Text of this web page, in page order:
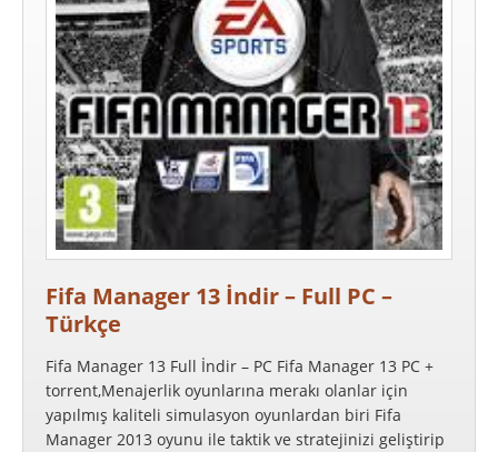
Fifa Manager 13 İndir – Full PC –
Türkçe
Fifa Manager 13 Full İndir – PC Fifa Manager 13 PC +
torrent,Menajerlik oyunlarına merakı olanlar için
yapılmış kaliteli simulasyon oyunlardan biri Fifa
Manager 2013 oyunu ile taktik ve stratejinizi geliştirip